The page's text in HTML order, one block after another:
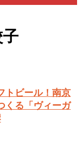
トビール！南京
くる「ヴィーガ